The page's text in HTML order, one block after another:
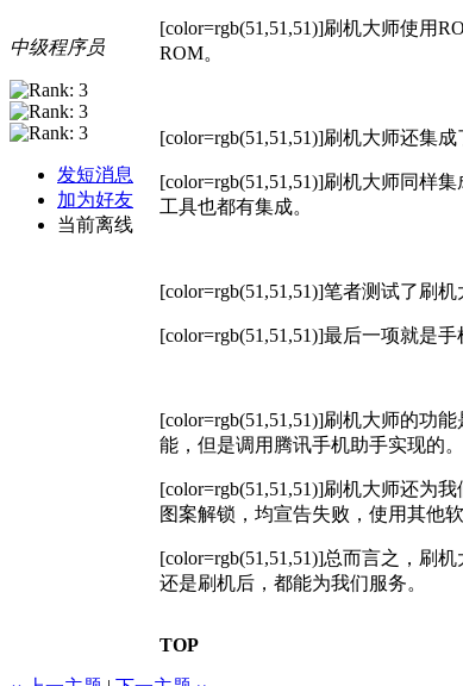
中级程序员
发短消息
加为好友
当前离线
[color=rgb(51,51,51)]刷机大师使用
ROM。
[color=rgb(51,51,51)]刷机大师还集
[color=rgb(51,51,51)]刷机大师同样
工具也都有集成。
[color=rgb(51,51,51)]笔者测试了刷机
[color=rgb(51,51,51)]最后一项就是手
[color=rgb(51,51,51)]刷机大师的功
能，但是调用腾讯手机助手实现的。
[color=rgb(51,51,51)]刷机大师还为
图案解锁，均宣告失败，使用其他
[color=rgb(51,51,51)]总而言之，刷
还是刷机后，都能为我们服务。
TOP